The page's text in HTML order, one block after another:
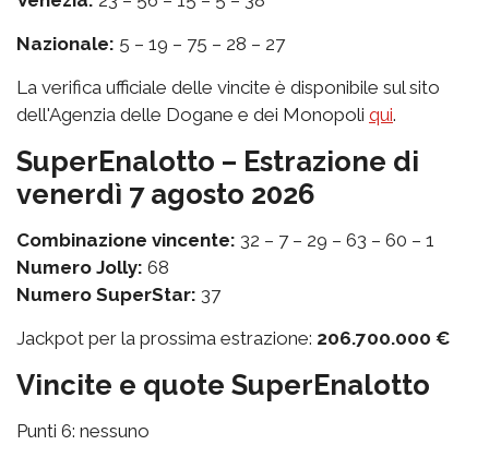
Nazionale: 5 – 19 – 75 – 28 – 27
La verifica ufficiale delle vincite è disponibile sul sito
dell'Agenzia delle Dogane e dei Monopoli qui.
SuperEnalotto – Estrazione di
venerdì 7 agosto 2026
Combinazione vincente: 32 – 7 – 29 – 63 – 60 – 1
Numero Jolly: 68
Numero SuperStar: 37
Jackpot per la prossima estrazione: 206.700.000 €
Vincite e quote SuperEnalotto
Punti 6: nessuno